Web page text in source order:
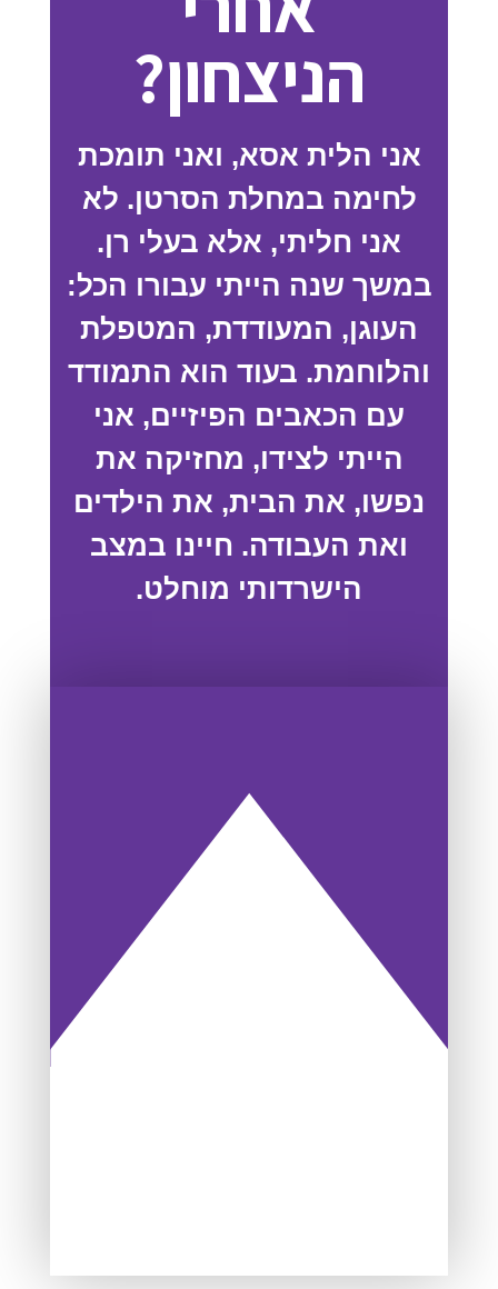
הניצחון?
אני הלית אסא, ואני תומכת
לחימה במחלת הסרטן. לא
אני חליתי, אלא בעלי רן.
במשך שנה הייתי עבורו הכל:
העוגן, המעודדת, המטפלת
והלוחמת. בעוד הוא התמודד
עם הכאבים הפיזיים, אני
הייתי לצידו, מחזיקה את
נפשו, את הבית, את הילדים
ואת העבודה. חיינו במצב
הישרדותי מוחלט.